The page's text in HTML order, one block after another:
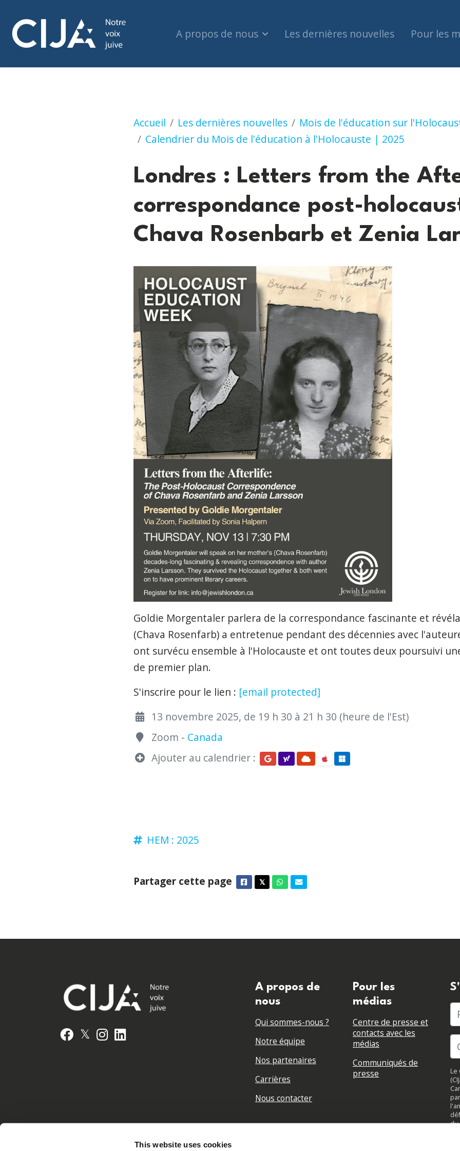
This website uses cookies
A propos de nous Les dernières nouvelles Pour les
Accueil Les dernières nouvelles
Mois de l'éducation sur
Calendrier du Mois de l'éducation à l'Holocauste | 2025
Londres : Letters from the Afterlife : La correspondance post-
Londres : Letters from the
correspondance post-
Chava Rosenbarb et Zenia
Goldie Morgentaler parlera de la correspondance fascinante et
(Chava Rosenfarb) a entretenue pendant des décennies avec
ont survécu ensemble à l'Holocauste et ont toutes deux poursuivi
de premier plan.
S'inscrire pour le lien : [email protected]
13 novembre 2025, de 19 h 30 à 21 h 30 (heure de l'Est)
Zoom - Canada
Ajouter au calendrier :
HEM : 2025
Partager cette page Facebook
𝕏TwitterWhatsappCourriel
Facebook
𝕏 Instagram
A propos de
nous
Qui sommes-nous ?
Notre équipe
Nos partenaires
Carrières
Nous contacter
Pour les
médias
Centre de presse et
contacts avec les
médias
Communiqués de
presse
Le
du